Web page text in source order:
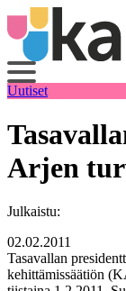
Siirry
sisältöön
Uutiset
Arjen
Julkaistu:
02.02.2011
Tasavallan
kehittämissäätiön